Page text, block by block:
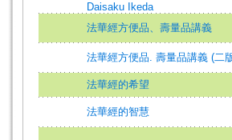
Daisaku Ikeda
法華經方便品、壽量品講義
法華經方便品. 壽量品講義 (二
法華經的希望
法華經的智慧